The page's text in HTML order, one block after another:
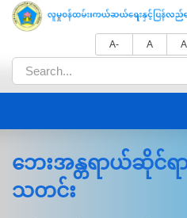
A- A
ဘေးအန္တရာယ်ဆိုင်ရာ
သတင်း